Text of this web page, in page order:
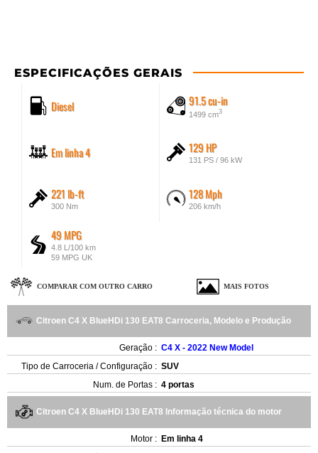
ESPECIFICAÇÕES GERAIS
Diesel 91.5 cu-in
1499 cm3
Em linha 4 129 HP
131 PS / 96 kW
221 lb-ft
300 Nm
128 Mph
206 km/h
49 MPG
4.8 L/100 km
59 MPG UK
COMPARAR COM OUTRO CARRO MAIS FOTOS
Citroen C4 X BlueHDi 130 EAT8 Carroceria, Modelo e Produção
Geração : C4 X - 2022 New Model
Tipo de Carroceria / Configuração : SUV
Num. de Portas : 4 portas
Citroen C4 X BlueHDi 130 EAT8 Informação técnica do motor
Motor : Em linha 4